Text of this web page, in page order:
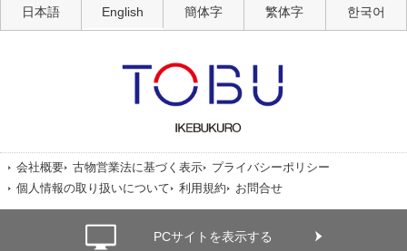
日本語 English 簡体字 繁体字 한국어
会社概要 古物営業法に基づく表示
プライバシーポリシー
個人情報の取り扱いについて
利用規約 お問合せ
PCサイトを表示する